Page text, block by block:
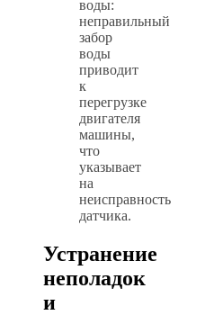
воды:
неправильный
забор
воды
приводит
к
перегрузке
двигателя
машины,
что
указывает
на
неисправность
датчика.
Устранение
неполадок
и